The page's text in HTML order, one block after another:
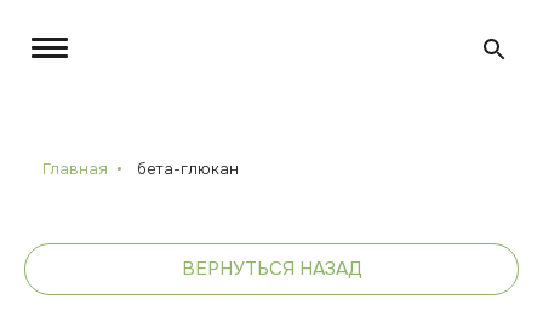
Главная бета-глюкан
ВЕРНУТЬСЯ НАЗАД